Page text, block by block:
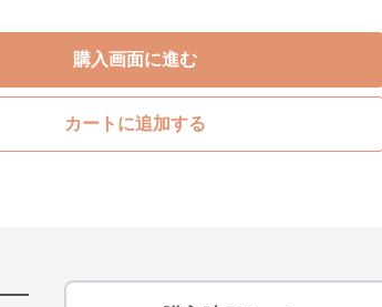
購入画面に進む
カートに追加する